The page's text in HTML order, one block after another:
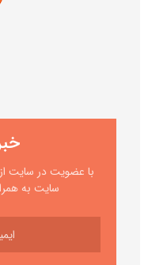
با عضویت در سایت
سایت به